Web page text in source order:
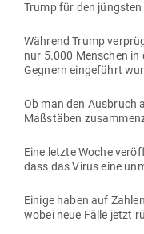
Trump für den
Während Trump
nur 5.000 Men­schen in
Gegnern ein­ge­führt
Ob man den Aus­bruch
Maß­stäben
Eine letzte Woche
dass das Virus eine
Einige haben auf
wobei neue Fälle jetzt